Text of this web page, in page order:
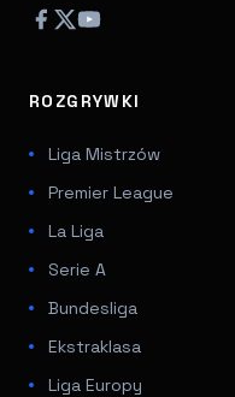
ROZGRYWKI
Liga Mistrzów
Premier League
La Liga
Serie A
Bundesliga
Ekstraklasa
Liga Europy